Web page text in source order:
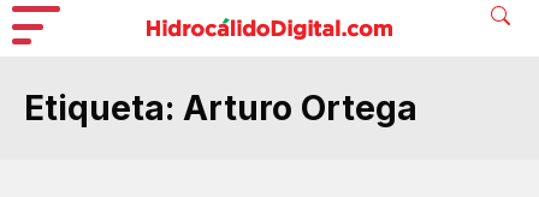
Etiqueta: Arturo Ortega